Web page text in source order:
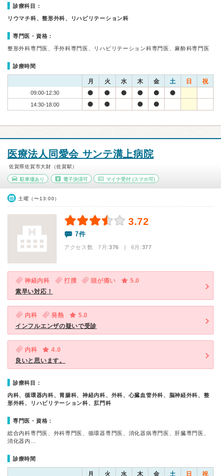
診療科目：
リウマチ科、整形外科、リハビリテーション科
専門医・資格：
整形外科専門医、手外科専門医、リハビリテーション科専門医、麻酔科専門医
診療時間
月 火 水 木 金 土 日 祝
09:00-12:30
14:30-18:00
医療法人同愛会 サンテ溝上病院
佐賀県佐賀市大財（佐賀駅）
駐車場あり 電子決済可 マイナ受付 (スマホ可)
土曜（〜13:00）
3.72
7件
アクセス数 7月:376 | 6月:377
神経内科 打撲 頭が痛い
5.0
素早い対応！
内科 発熱
5.0
インフルエンザの疑いで受診
内科
4.0
良いと思います。
診療科目：
内科、循環器内科、胃腸科、神経内科、外科、心臓血管外科、脳神経外科、整
形外科、リハビリテーション科、肛門科
専門医・資格：
総合内科専門医、外科専門医、循環器専門医、消化器病専門医、肝臓専門医、
消化器内…
診療時間
月 火 水 木 金 土 日 祝